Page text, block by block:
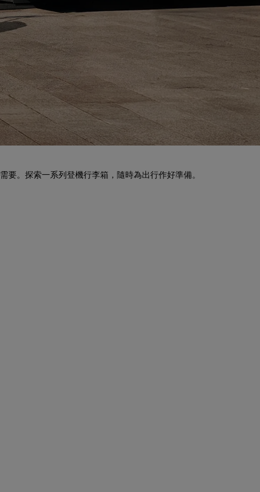
。探索一系列登機行李箱，隨時為出行作好準備。